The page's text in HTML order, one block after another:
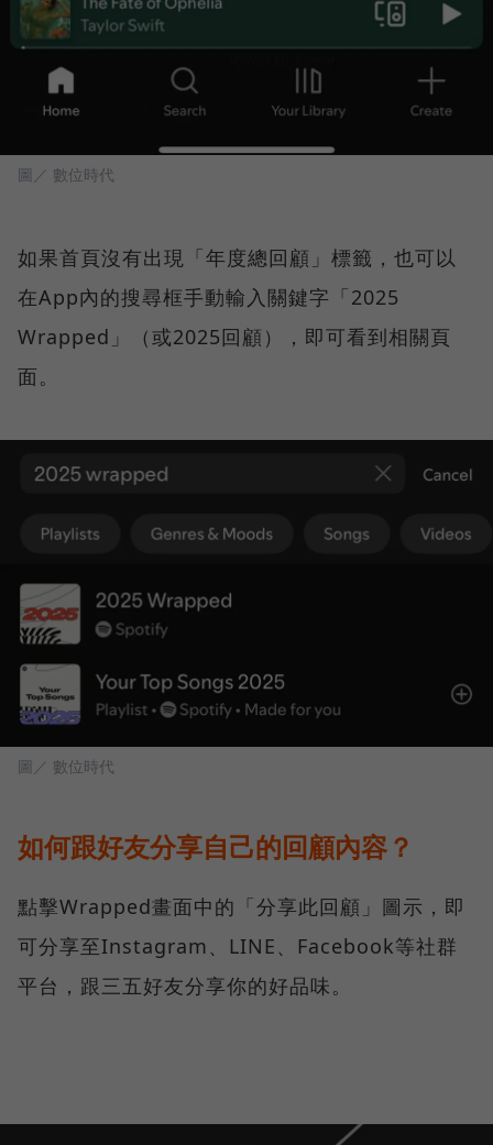
圖／ 數位時代
如果首頁沒有出現「年度總回顧」標籤，也可以
在App內的搜尋框手動輸入關鍵字「2025
Wrapped」（或2025回顧），即可看到相關頁
面。
圖／ 數位時代
如何跟好友分享自己的回顧內容？
點擊Wrapped畫面中的「分享此回顧」圖示，即
可分享至Instagram、LINE、Facebook等社群
平台，跟三五好友分享你的好品味。